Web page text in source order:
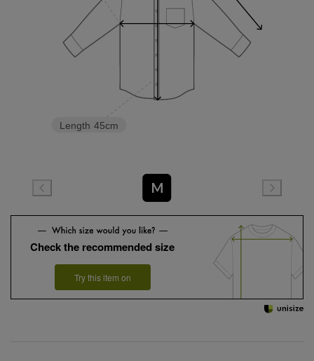
Length 45cm
M
Check the recommended size
Try this item on